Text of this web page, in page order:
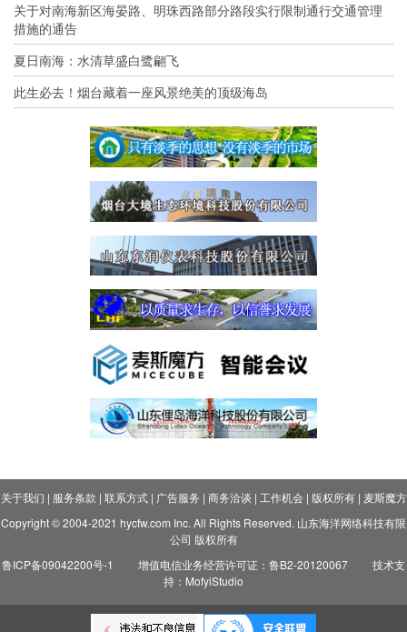
关于对南海新区海晏路、明珠西路部分路段实行限制通行交通管理
措施的通告
夏日南海：水清草盛白鹭翩飞
此生必去！烟台藏着一座风景绝美的顶级海岛
关于我们 | 服务条款 | 联系方式| 广告服务 | 商务洽谈 | 工作机会| 版权所有| 麦斯魔方
Copyright © 2004-2021 hycfw.com Inc. All Rights Reserved. 山东海洋网络科技有限
公司 版权所有
鲁ICP备09042200号-1
增值电信业务经营许可证：鲁B2-20120067
技术支
持：MofyiStudio